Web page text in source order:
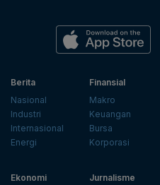
Berita
Nasional
Industri
Internasional
Energi
Finansial
Makro
Keuangan
Bursa
Korporasi
Ekonomi
Jurnalisme